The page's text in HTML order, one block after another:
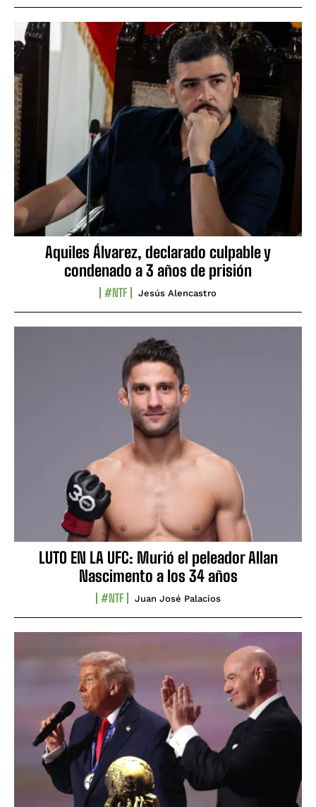
Aquiles Álvarez, declarado culpable y
condenado a 3 años de prisión
#NTF Jesús Alencastro
LUTO EN LA UFC: Murió el peleador Allan
Nascimento a los 34 años
#NTF Juan José Palacios